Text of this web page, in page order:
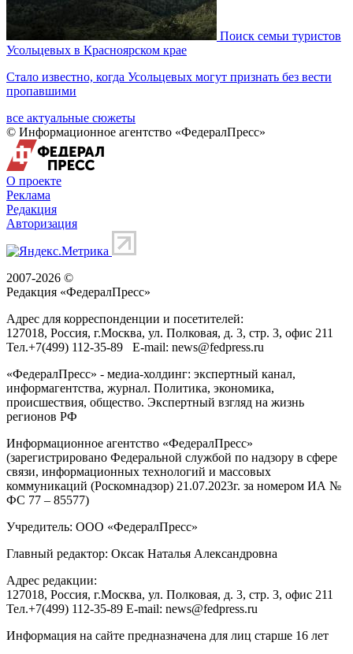
Поиск семьи туристов
Усольцевых в Красноярском крае
Стало известно, когда Усольцевых могут признать без вести
пропавшими
все актуальные сюжеты
© Информационное агентство «ФедералПресс»
О проекте
Реклама
Редакция
Авторизация
2007-2026 ©
Редакция «ФедералПресс»
Адрес для корреспонденции и посетителей:
127018, Россия, г.Москва, ул. Полковая, д. 3, стр. 3, офис 211
Тел.+7(499) 112-35-89 E-mail: news@fedpress.ru
«ФедералПресс» - медиа-холдинг: экспертный канал,
информагентства, журнал. Политика, экономика,
происшествия, общество. Экспертный взгляд на жизнь
регионов РФ
Информационное агентство «ФедералПресс»
(зарегистрировано Федеральной службой по надзору в сфере
связи, информационных технологий и массовых
коммуникаций (Роскомнадзор) 21.07.2023г. за номером ИА №
ФС 77 – 85577)
Учредитель: ООО «ФедералПресс»
Главный редактор: Оксак Наталья Александровна
Адрес редакции:
127018, Россия, г.Москва, ул. Полковая, д. 3, стр. 3, офис 211
Тел.+7(499) 112-35-89 E-mail: news@fedpress.ru
Информация на сайте предназначена для лиц старше 16 лет